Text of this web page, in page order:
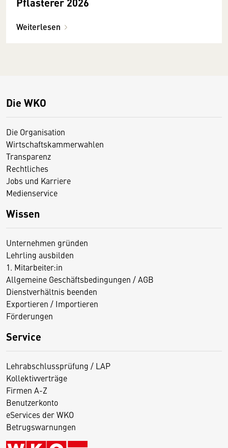
Weiterlesen
Die WKO
Die Organisation
Wirtschaftskammerwahlen
Transparenz
Rechtliches
Jobs und Karriere
Medienservice
Wissen
Unternehmen gründen
Lehrling ausbilden
1. Mitarbeiter:in
Allgemeine Geschäftsbedingungen / AGB
Dienstverhältnis beenden
Exportieren / Importieren
Förderungen
Service
Lehrabschlussprüfung / LAP
Kollektivverträge
Firmen A-Z
Benutzerkonto
eServices der WKO
Betrugswarnungen